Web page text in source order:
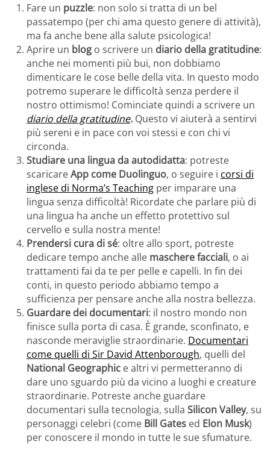
Fare un puzzle: non solo si tratta di un bel
passatempo (per chi ama questo genere di attività),
ma fa anche bene alla salute psicologica!
Aprire un blog o scrivere un diario della gratitudine:
anche nei momenti più bui, non dobbiamo
dimenticare le cose belle della vita. In questo modo
potremo superare le difficoltà senza perdere il
nostro ottimismo! Cominciate quindi a scrivere un
diario della gratitudine. Questo vi aiuterà a sentirvi
più sereni e in pace con voi stessi e con chi vi
circonda.
Studiare una lingua da autodidatta: potreste
scaricareApp come Duolinguo, o seguire i corsi di
inglese di Norma’s Teaching per imparare una
lingua senza difficoltà! Ricordate che parlare più di
una lingua ha anche un effetto protettivo sul
cervello e sulla nostra mente!
Prendersi cura di sé: oltre allo sport, potreste
dedicare tempo anche alle maschere facciali, o ai
trattamenti fai da te per pelle e capelli. In fin dei
conti, in questo periodo abbiamo tempo a
sufficienza per pensare anche alla nostra bellezza.
Guardare dei documentari: il nostro mondo non
finisce sulla porta di casa. È grande, sconfinato, e
nasconde meraviglie straordinarie. Documentari
come quelli di Sir David Attenborough, quelli del
National Geographic e altri vi permetteranno di
dare uno sguardo più da vicino a luoghi e creature
straordinarie. Potreste anche guardare
documentari sulla tecnologia, sulla Silicon Valley, su
personaggi celebri (come Bill Gates ed Elon Musk)
per conoscere il mondo in tutte le sue sfumature.